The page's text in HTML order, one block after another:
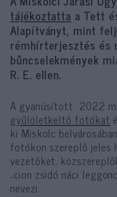
tájékoztatta a Tett
Alapítványt, mint
rémhírterjesztés és
bűncselekmények
R. E. ellen.
A gyanúsított 2022
gyűlöletkeltő fotókat
ki Miskolc
fotókon szereplő jeles
vezetőket,
„cion zsidó náci
nevezi.